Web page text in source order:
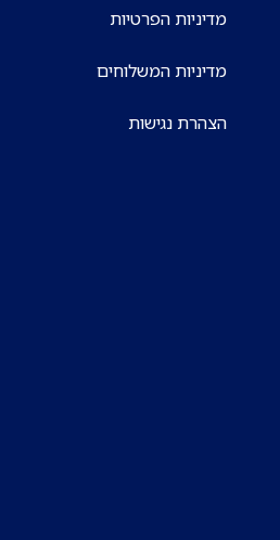
מדיניות הפרטיות
מדיניות המשלוחים
הצהרת נגישות